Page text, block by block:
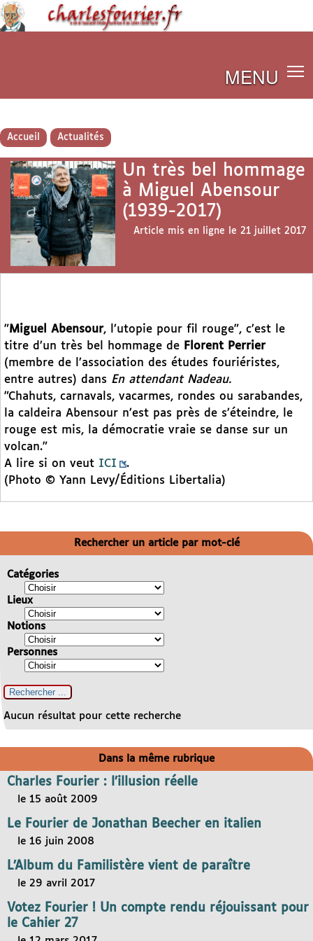
MENU
Accueil Actualités
Un très bel hommage
à Miguel Abensour
(1939-2017)
Article mis en ligne le 21 juillet 2017
"Miguel Abensour, l’utopie pour fil rouge", c’est le
titre d’un très bel hommage de Florent Perrier
(membre de l’association des études fouriéristes,
entre autres) dans En attendant Nadeau.
"Chahuts, carnavals, vacarmes, rondes ou sarabandes,
la caldeira Abensour n’est pas près de s’éteindre, le
rouge est mis, la démocratie vraie se danse sur un
volcan."
A lire si on veut ICI
.
(Photo © Yann Levy/Éditions Libertalia)
Rechercher un article par mot-clé
Catégories
Lieux
Notions
Personnes
Aucun résultat pour cette recherche
Dans la même rubrique
Charles Fourier : l’illusion réelle
le 15 août 2009
Le Fourier de Jonathan Beecher en italien
le 16 juin 2008
L’Album du Familistère vient de paraître
le 29 avril 2017
Votez Fourier ! Un compte rendu réjouissant pour
le Cahier 27